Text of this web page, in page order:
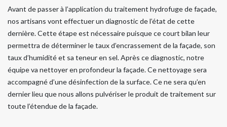
Avant de passer à l’application du traitement hydrofuge de façade,
nos artisans vont effectuer un diagnostic de l’état de cette
dernière. Cette étape est nécessaire puisque ce court bilan leur
permettra de déterminer le taux d’encrassement de la façade, son
taux d’humidité et sa teneur en sel. Après ce diagnostic, notre
équipe va nettoyer en profondeur la façade. Ce nettoyage sera
accompagné d’une désinfection de la surface. Ce ne sera qu’en
dernier lieu que nous allons pulvériser le produit de traitement sur
toute l’étendue de la façade.